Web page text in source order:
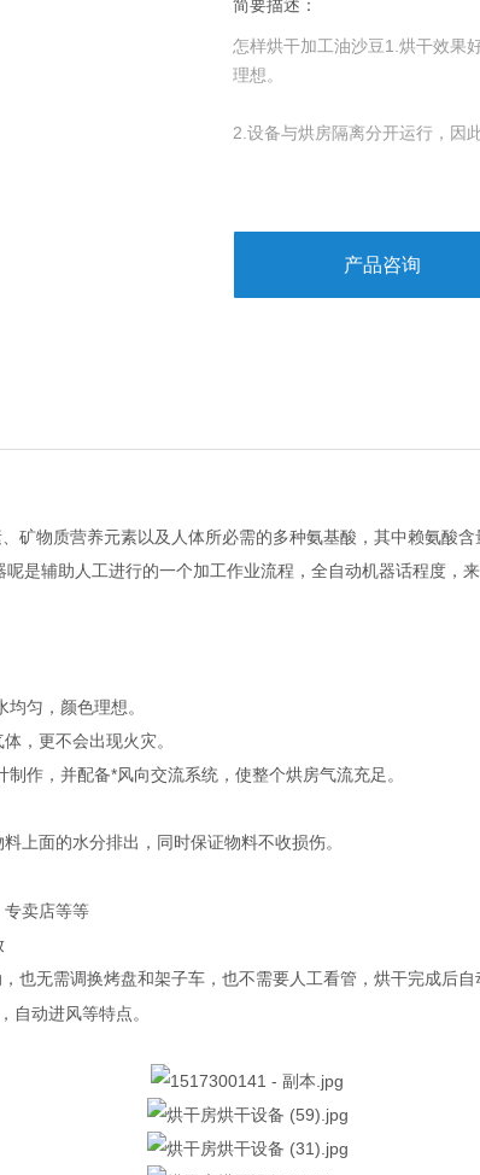
简要描述：
怎样烘干加工油沙豆1.烘干效果
理想。
2.设备与烘房隔离分开运行，因
4.不受任何天气的限制，可全天
产品咨询
物质营养元素以及人体所必需的多种氨基酸，其中赖氨酸
是辅助人工进行的一个加工作业流程，全自动机器话程度，
匀，颜色理想。
，更不会出现火灾。
作，并配备*风向交流系统，使整个烘房气流充足。
上面的水分排出，同时保证物料不收损伤。
专卖店等等
也无需调换烤盘和架子车，也不需要人工看管，烘干完成后自
自动进风等特点。